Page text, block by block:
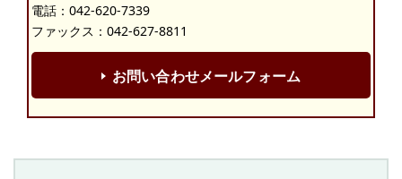
電話： 042-620-7339
ファックス：042-627-8811
お問い合わせメールフォーム